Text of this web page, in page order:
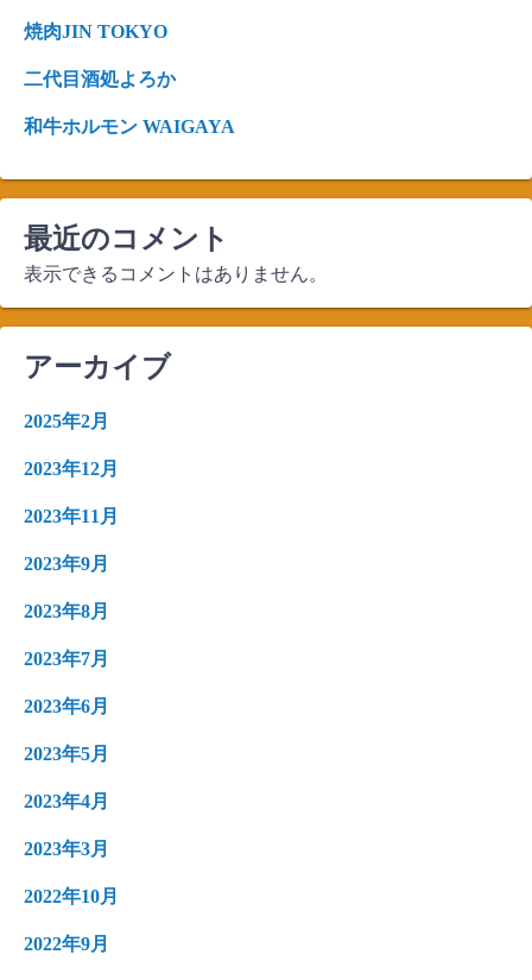
焼肉JIN TOKYO
二代目酒処よろか
和牛ホルモン WAIGAYA
最近のコメント
表示できるコメントはありません。
アーカイブ
2025年2月
2023年12月
2023年11月
2023年9月
2023年8月
2023年7月
2023年6月
2023年5月
2023年4月
2023年3月
2022年10月
2022年9月